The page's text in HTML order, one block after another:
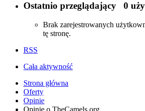
Ostatnio przeglądający 0
Brak zarejestrowanych
tę stronę.
RSS
Cała aktywność
Strona główna
Oferty
Opinie
Opinie o TheCamels.org